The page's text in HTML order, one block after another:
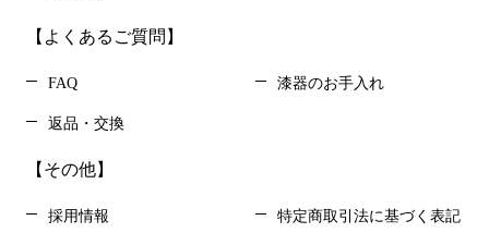
【よくあるご質問】
FAQ 漆器のお手入れ
返品・交換
【その他】
採用情報 特定商取引法に基づく表記